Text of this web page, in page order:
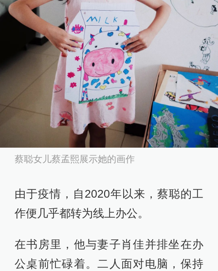
蔡聪女儿蔡孟熙展示她的画作
由于疫情，自2020年以来，蔡聪的工
作便几乎都转为线上办公。
在书房里，他与妻子肖佳并排坐在办
公桌前忙碌着。二人面对电脑，保持